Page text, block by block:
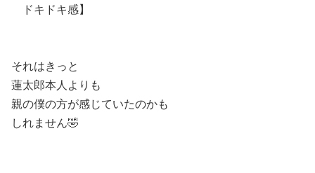
ドキドキ感】
それはきっと
蓮太郎本人よりも
親の僕の方が感じていたのかも
しれません🤣